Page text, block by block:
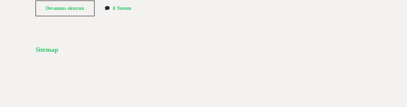
Devamını okuyun
Eğitimden
8 Yorum
Sitemap